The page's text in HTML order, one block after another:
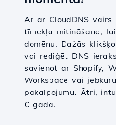
Ar ar CloudDNS vairs
tīmekļa mitināšana,
domēnu. Dažās
vai rediģēt DNS
savienot ar Shopify,
Workspace vai
pakalpojumu. Ātri,
€ gadā.